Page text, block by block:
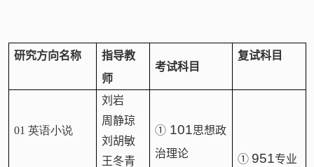
研究方向名称
指导教
师
考试科目
复试科目
01 英语小说
刘岩
周静琼
刘胡敏
王冬青
①101思想政
治理论
① 951专业